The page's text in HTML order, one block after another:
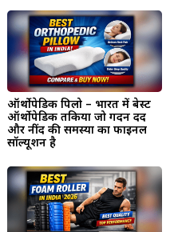
ऑर्थोपेडिक पिलो – भारत में बेस्ट
ऑर्थोपेडिक तकिया जो गर्दन दर्द
और नींद की समस्या का फाइनल
सॉल्यूशन है